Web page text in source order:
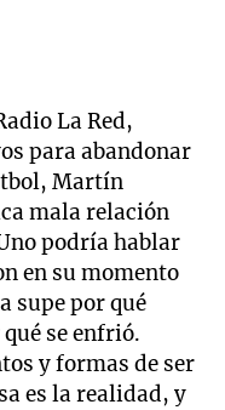
La Red,
para abandonar
Martín
mala relación
podría hablar
en su momento
supe por qué
se enfrió.
y formas de ser
es la realidad, y